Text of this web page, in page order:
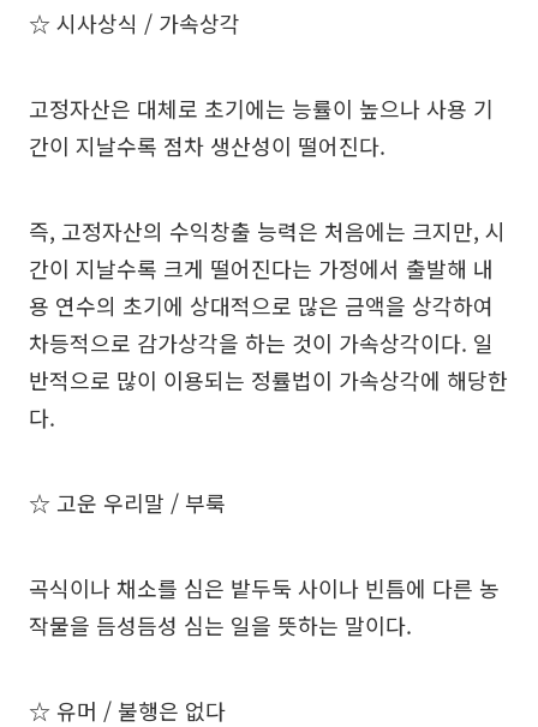
☆ 시사상식 / 가속상각
고정자산은 대체로 초기에는 능률이 높으나 사용 기
간이 지날수록 점차 생산성이 떨어진다.
즉, 고정자산의 수익창출 능력은 처음에는 크지만, 시
간이 지날수록 크게 떨어진다는 가정에서 출발해 내
용 연수의 초기에 상대적으로 많은 금액을 상각하여
차등적으로 감가상각을 하는 것이 가속상각이다. 일
반적으로 많이 이용되는 정률법이 가속상각에 해당한
다.
☆ 고운 우리말 / 부룩
곡식이나 채소를 심은 밭두둑 사이나 빈틈에 다른 농
작물을 듬성듬성 심는 일을 뜻하는 말이다.
☆ 유머 / 불행은 없다